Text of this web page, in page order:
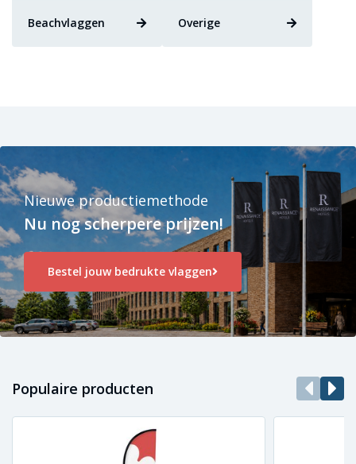
Beachvlaggen Overige
Nieuwe productiemethode
Nu nog scherpere prijzen!
Bestel jouw bedrukte vlaggen
Populaire producten